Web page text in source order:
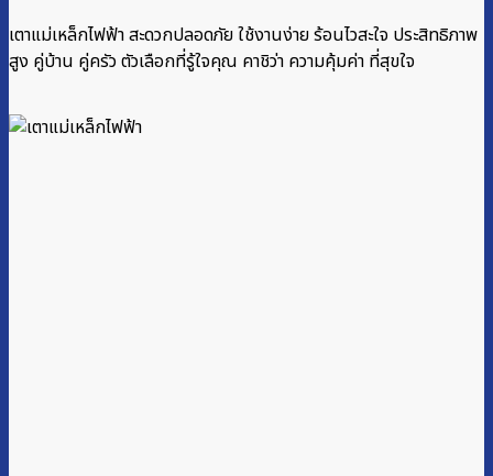
เตาแม่เหล็กไฟฟ้า สะดวกปลอดภัย ใช้งานง่าย ร้อนไวสะใจ ประสิทธิภาพ
สูง คู่บ้าน คู่ครัว ตัวเลือกที่รู้ใจคุณ คาชิว่า ความคุ้มค่า ที่สุขใจ